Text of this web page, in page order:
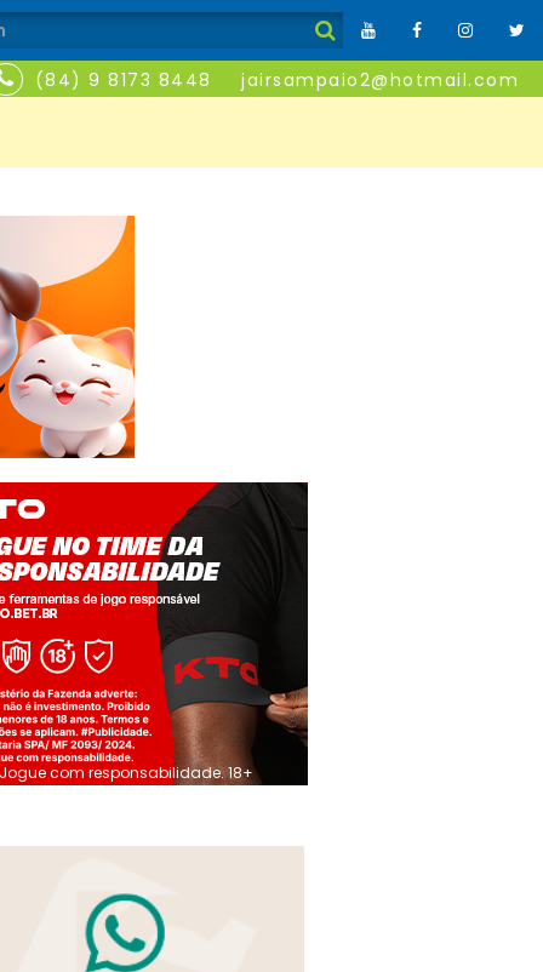
(84) 9 8173 8448 jairsampaio2@hotmail.com
Jogue com responsabilidade. 18+